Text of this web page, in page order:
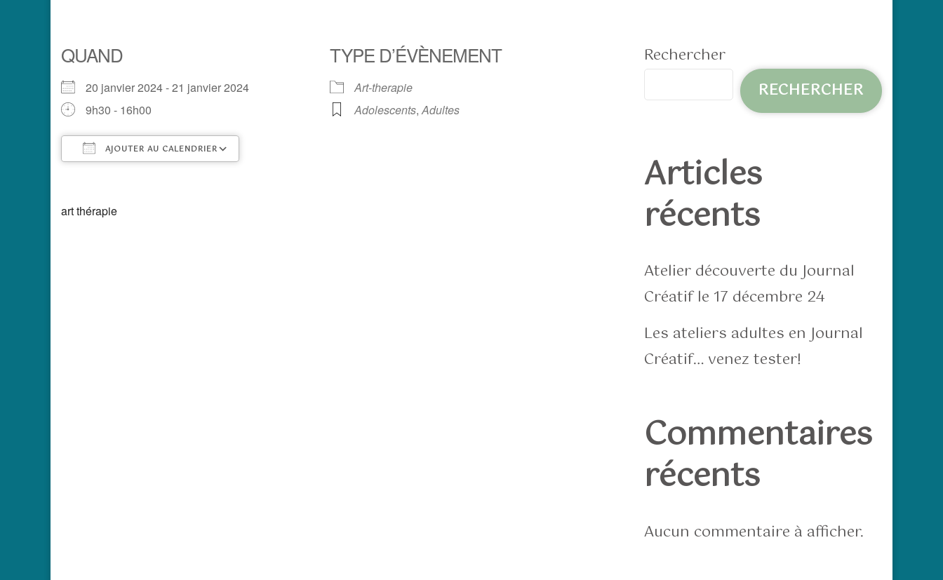
QUAND
20 janvier 2024 - 21 janvier 2024
9h30 - 16h00
AJOUTER AU CALENDRIER
Outlook Live
TYPE D’ÉVÈNEMENT
Art-therapie
Adolescents,Adultes
art thérapie
Rechercher
RECHERCHER
Articles
récents
Atelier découverte du Journal
Créatif le 17 décembre 24
Les ateliers adultes en Journal
Créatif… venez tester!
Commentaires
récents
Aucun commentaire à afficher.